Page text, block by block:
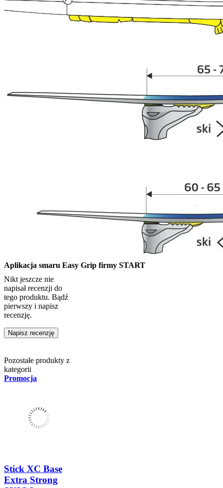
Aplikacja smaru Easy Grip firmy START
Nikt jeszcze nie
napisał recenzji do
tego produktu. Bądź
pierwszy i napisz
recenzję.
Napisz recenzję
Pozostałe produkty z
kategorii
Promocja
Stick XC Base
Extra Strong